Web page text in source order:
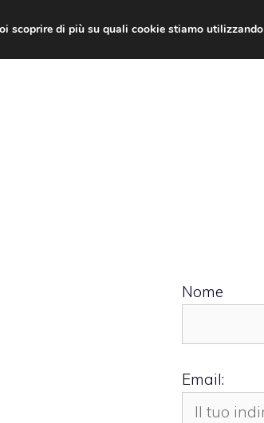
Nome
Email:
scoprire di più su quali cookie stiamo utilizzando